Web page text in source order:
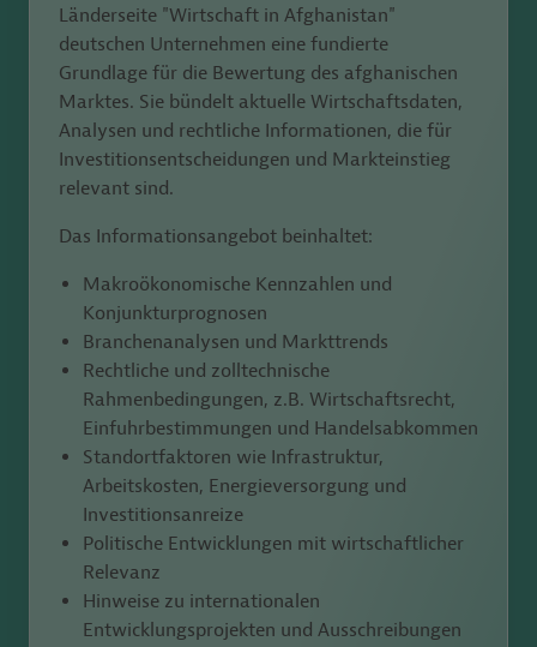
Länderseite "Wirtschaft in Afghanistan"
deutschen Unternehmen eine fundierte
Grundlage für die Bewertung des afghanischen
Marktes. Sie bündelt aktuelle Wirtschaftsdaten,
Analysen und rechtliche Informationen, die für
Investitionsentscheidungen und Markteinstieg
relevant sind.
Das Informationsangebot beinhaltet:
Makroökonomische Kennzahlen und
Konjunkturprognosen
Branchenanalysen und Markttrends
Rechtliche und zolltechnische
Rahmenbedingungen, z.B. Wirtschaftsrecht,
Einfuhrbestimmungen und Handelsabkommen
Standortfaktoren wie Infrastruktur,
Arbeitskosten, Energieversorgung und
Investitionsanreize
Politische Entwicklungen mit wirtschaftlicher
Relevanz
Hinweise zu internationalen
Entwicklungsprojekten und Ausschreibungen